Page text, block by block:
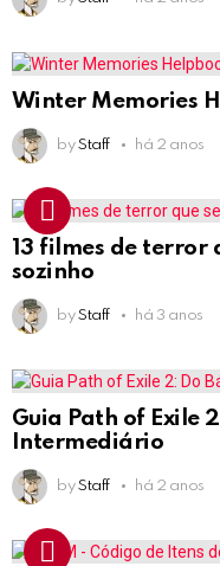
Winter Memories
by Staff há 2 anos
13 filmes de terror
sozinho
by Staff há 3 anos
Guia Path of Exile
Intermediário
by Staff há 2 anos